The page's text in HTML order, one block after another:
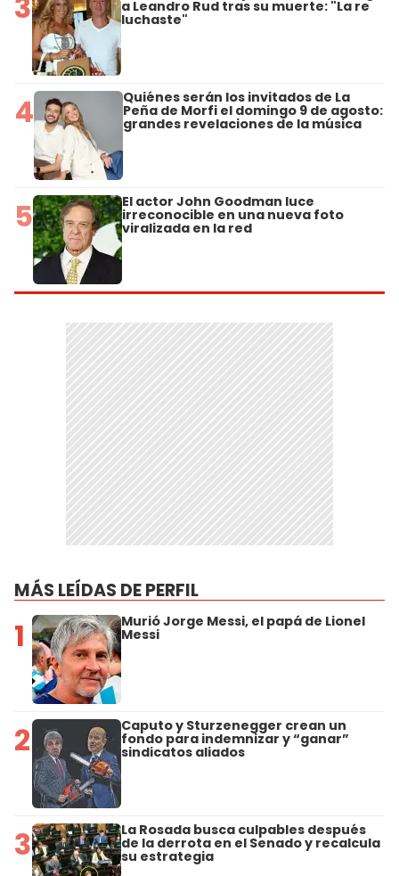
a Leandro Rud tras su muerte: "La re
luchaste"
4 Quiénes serán los invitados de La
Peña de Morfi el domingo 9 de agosto:
grandes revelaciones de la música
5 El actor John Goodman luce
irreconocible en una nueva foto
viralizada en la red
MÁS LEÍDAS DE PERFIL
1 Murió Jorge Messi, el papá de Lionel
Messi
2 Caputo y Sturzenegger crean un
fondo para indemnizar y “ganar”
sindicatos aliados
3 La Rosada busca culpables después
de la derrota en el Senado y recalcula
su estrategia